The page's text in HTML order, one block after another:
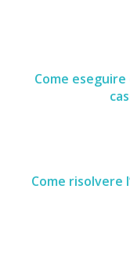
Come
Come risolvere